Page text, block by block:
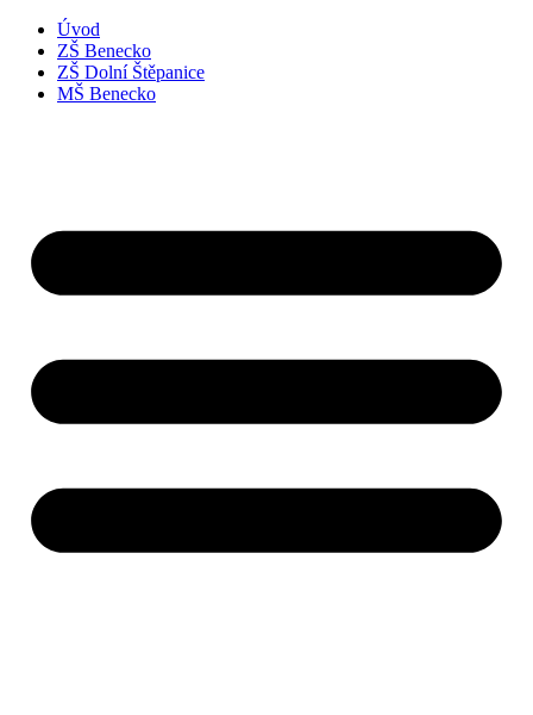
Úvod
ZŠ Benecko
ZŠ Dolní Štěpanice
MŠ Benecko